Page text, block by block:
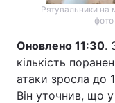
Рятувальники на
Оновлено 11:30.
кількість
атаки зросла до
Він уточнив, що